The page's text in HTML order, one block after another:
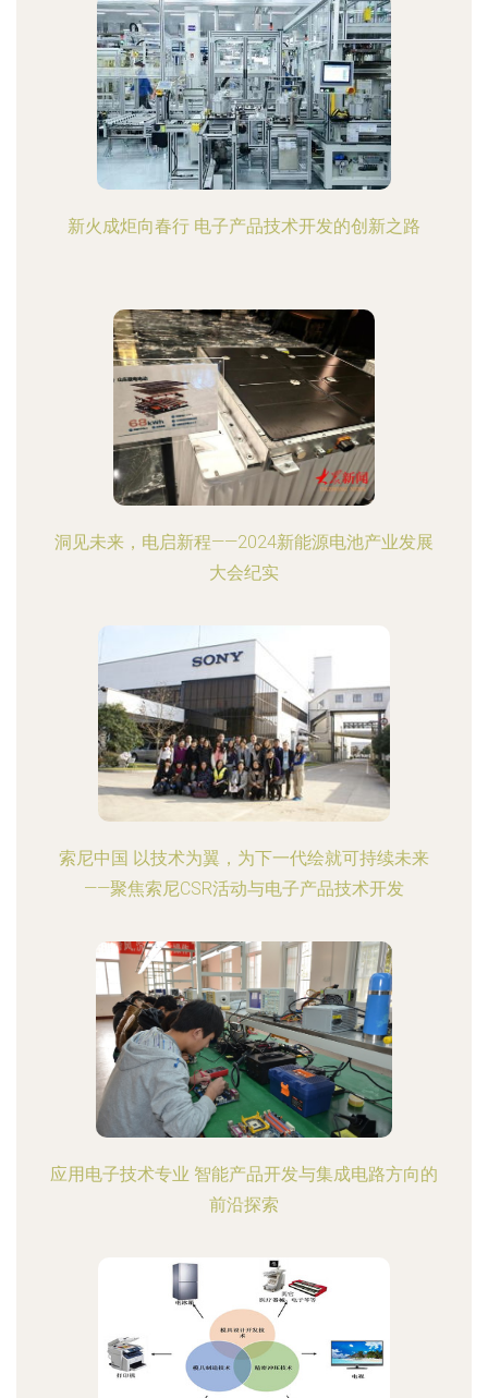
新火成炬向春行 电子产品技术开发的创新之路
洞见未来，电启新程——2024新能源电池产业发展
大会纪实
索尼中国 以技术为翼，为下一代绘就可持续未来
——聚焦索尼CSR活动与电子产品技术开发
应用电子技术专业 智能产品开发与集成电路方向的
前沿探索